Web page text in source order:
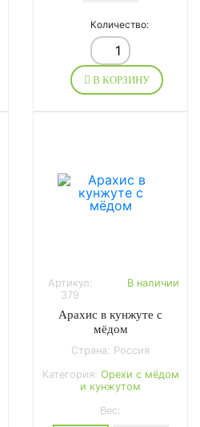
Количество:
В КОРЗИНУ
Артикул:
379
В наличии
Арахис в кунжуте с
мёдом
Страна: Россия
Категория: Орехи с мёдом
и кунжутом
Вес: